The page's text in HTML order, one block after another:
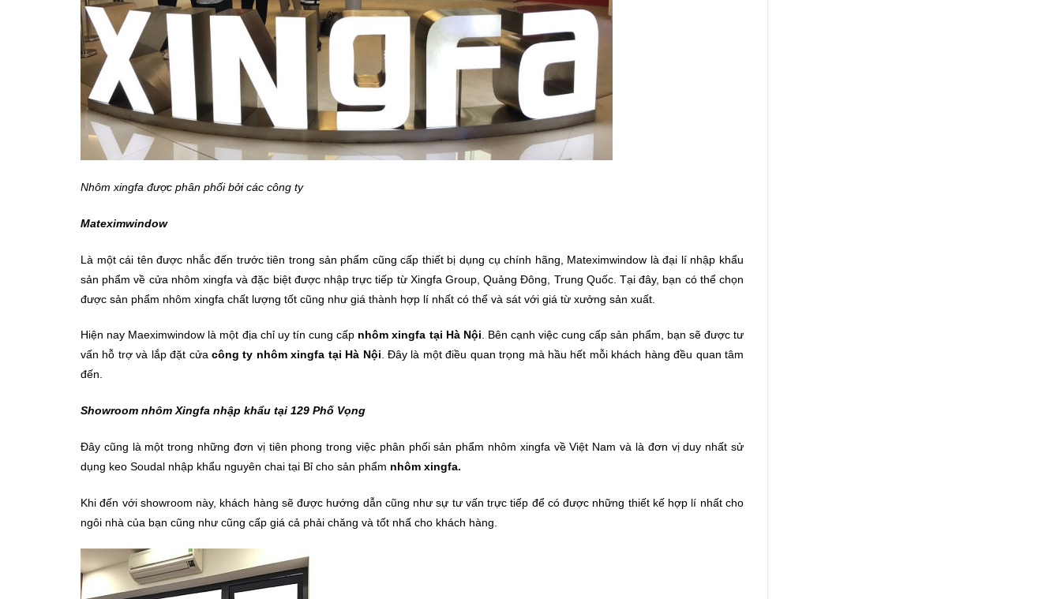
Nhôm xingfa được phân phối bởi các công ty
Mateximwindow
Là một cái tên được nhắc đến trước tiên trong sản phẩm cũng cấp thiết bị dụng cụ chính hãng, Mateximwindow là đại lí nhập khẩu
sản phẩm về cửa nhôm xingfa và đặc biệt được nhập trực tiếp từ Xingfa Group, Quảng Đông, Trung Quốc. Tại đây, bạn có thể chọn
được sản phẩm nhôm xingfa chất lượng tốt cũng như giá thành hợp lí nhất có thể và sát với giá từ xưởng sản xuất.
Hiện nay Maeximwindow là một địa chỉ uy tín cung cấp nhôm xingfa tại Hà Nội. Bên cạnh việc cung cấp sản phẩm, bạn sẽ được tư
vấn hỗ trợ và lắp đặt cửa công ty nhôm xingfa tại Hà Nội. Đây là một điều quan trọng mà hầu hết mỗi khách hàng đều quan tâm
đến.
Showroom nhôm Xingfa nhập khẩu tại 129 Phố Vọng
Đây cũng là một trong những đơn vị tiên phong trong việc phân phối sản phẩm nhôm xingfa về Việt Nam và là đơn vị duy nhất sử
dụng keo Soudal nhập khẩu nguyên chai tại Bỉ cho sản phẩm nhôm xingfa.
Khi đến với showroom này, khách hàng sẽ được hướng dẫn cũng như sự tư vấn trực tiếp để có được những thiết kế hợp lí nhất cho
ngôi nhà của bạn cũng như cũng cấp giá cả phải chăng và tốt nhấ cho khách hàng.